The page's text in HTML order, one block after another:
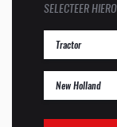
SELECTEER